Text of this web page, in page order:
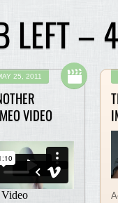
LEFT –
25, 2011
VIDEO